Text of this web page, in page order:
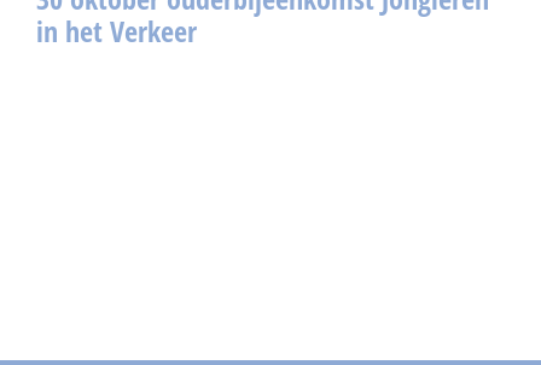
in het Verkeer